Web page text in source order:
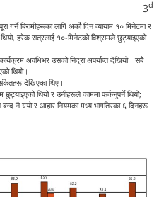
3d
बिरामीहरूका लागि अर्को दिन व्यायाम १० मिनेटमा र
हरेक सत्रलाई १०-मिनेटको विश्रामले छुट्याइएको
अवधिभर उसको निद्रा अपर्याप्त देखियो। सबै
थियो।
संकेतहरू देखिएका थिए।
थियो र उनीहरूले काममा फर्कनुपर्ने थियो;
नै गर्‍यो र आहार नियमका मध्य भागतिरका ६ दिनहरू